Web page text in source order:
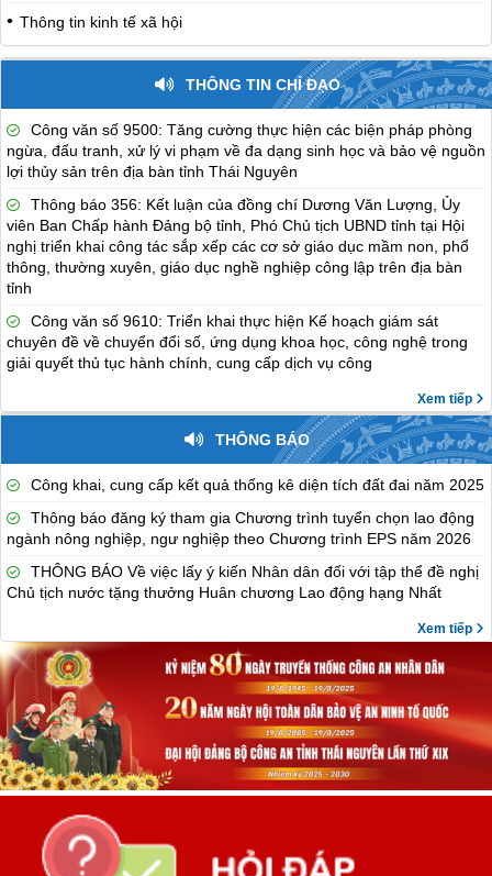
Thông tin kinh tế xã hội
THÔNG TIN CHỈ ĐẠO
Công văn số 9500: Tăng cường thực hiện các biện pháp phòng
ngừa, đấu tranh, xử lý vi phạm về đa dạng sinh học và bảo vệ nguồn
lợi thủy sản trên địa bàn tỉnh Thái Nguyên
Thông báo 356: Kết luận của đồng chí Dương Văn Lượng, Ủy
viên Ban Chấp hành Đảng bộ tỉnh, Phó Chủ tịch UBND tỉnh tại Hội
nghị triển khai công tác sắp xếp các cơ sở giáo dục mầm non, phổ
thông, thường xuyên, giáo dục nghề nghiệp công lập trên địa bàn
tỉnh
Công văn số 9610: Triển khai thực hiện Kế hoạch giám sát
chuyên đề về chuyển đổi số, ứng dụng khoa học, công nghệ trong
giải quyết thủ tục hành chính, cung cấp dịch vụ công
Xem tiếp
THÔNG BÁO
Công khai, cung cấp kết quả thống kê diện tích đất đai năm 2025
Thông báo đăng ký tham gia Chương trình tuyển chọn lao động
ngành nông nghiệp, ngư nghiệp theo Chương trình EPS năm 2026
THÔNG BÁO Về việc lấy ý kiến Nhân dân đối với tập thể đề nghị
Chủ tịch nước tặng thưởng Huân chương Lao động hạng Nhất
Xem tiếp